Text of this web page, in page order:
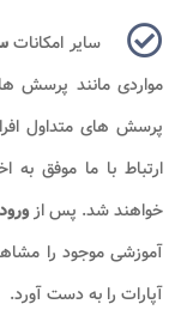
سایر امکانات
مواردی مانند پرسش
پرسش های متداول
ارتباط با ما موفق
خواهند شد. پس از
آموزشی موجود را
آپارات را به دست آورد.